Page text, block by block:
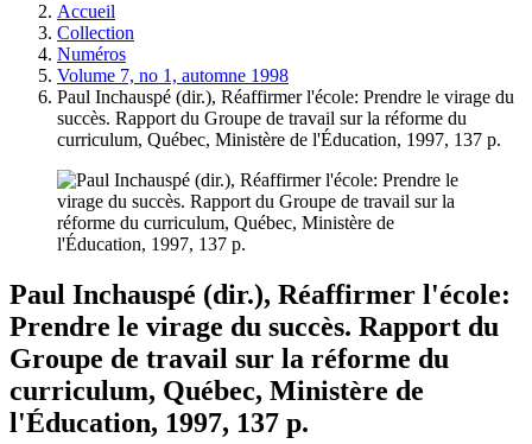
Accueil
Collection
Numéros
Volume 7, no 1, automne 1998
Paul Inchauspé (dir.), Réaffirmer l'école: Prendre le virage du
succès. Rapport du Groupe de travail sur la réforme du
curriculum, Québec, Ministère de l'Éducation, 1997, 137 p.
Paul Inchauspé (dir.), Réaffirmer l'école:
Prendre le virage du succès. Rapport du
Groupe de travail sur la réforme du
curriculum, Québec, Ministère de
l'Éducation, 1997, 137 p.